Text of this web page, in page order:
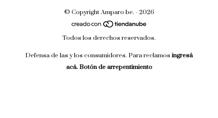
© Copyright Amparo be. - 2026
Todos los derechos reservados.
Defensa de las y los consumidores. Para reclamos ingresá
acá. Botón de arrepentimiento